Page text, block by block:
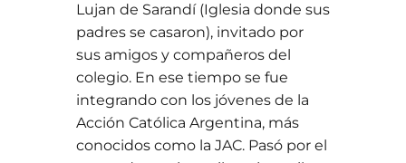
Lujan de Sarandí (Iglesia donde sus
padres se casaron), invitado por
sus amigos y compañeros del
colegio. En ese tiempo se fue
integrando con los jóvenes de la
Acción Católica Argentina, más
conocidos como la JAC. Pasó por el